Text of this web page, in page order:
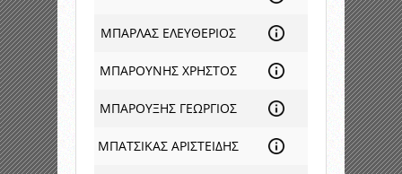
ΜΠΑΡΛΑΣ ΕΛΕΥΘΕΡΙΟΣ
ΜΠΑΡΟΥΝΗΣ ΧΡΗΣΤΟΣ
ΜΠΑΡΟΥΞΗΣ ΓΕΩΡΓΙΟΣ
ΜΠΑΤΣΙΚΑΣ ΑΡΙΣΤΕΙΔΗΣ